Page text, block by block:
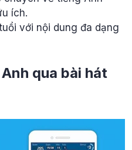
ích.
với nội dung đa dạng
qua bài hát